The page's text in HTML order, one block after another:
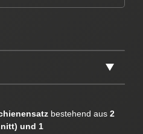
bestehend aus 2
und 1